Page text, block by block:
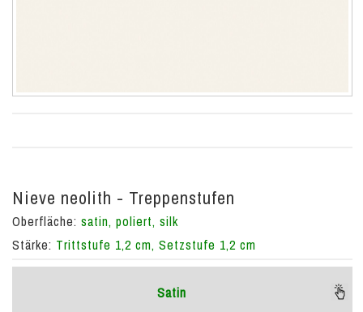
Nieve neolith - Treppenstufen
Oberfläche: satin, poliert, silk
Stärke: Trittstufe 1,2 cm, Setzstufe 1,2 cm
Satin